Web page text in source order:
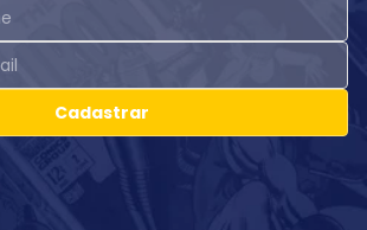
Cadastrar